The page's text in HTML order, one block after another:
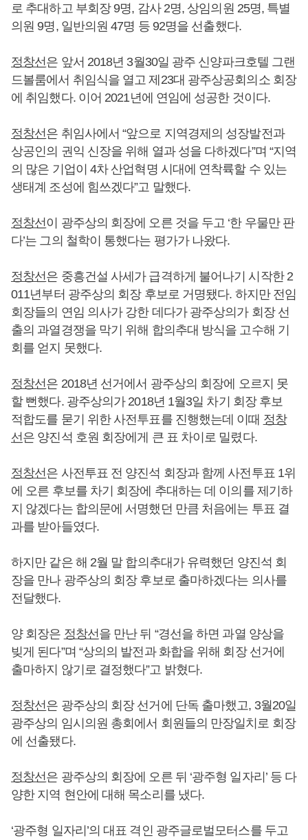
로 추대하고 부회장 9명, 감사 2명, 상임의원 25명, 특별
의원 9명, 일반의원 47명 등 92명을 선출했다.
정창선은 앞서 2018년 3월30일 광주 신양파크호텔 그랜
드볼룸에서 취임식을 열고 제23대 광주상공회의소 회장
에 취임했다. 이어 2021년에 연임에 성공한 것이다.
정창선은 취임사에서 “앞으로 지역경제의 성장발전과
상공인의 권익 신장을 위해 열과 성을 다하겠다”며 “지역
의 많은 기업이 4차 산업혁명 시대에 연착륙할 수 있는
생태계 조성에 힘쓰겠다”고 말했다.
정창선이 광주상의 회장에 오른 것을 두고 ‘한 우물만 판
다’는 그의 철학이 통했다는 평가가 나왔다.
정창선은 중흥건설 사세가 급격하게 불어나기 시작한 2
011년부터 광주상의 회장 후보로 거명됐다. 하지만 전임
회장들의 연임 의사가 강한 데다가 광주상의가 회장 선
출의 과열경쟁을 막기 위해 합의추대 방식을 고수해 기
회를 얻지 못했다.
정창선은 2018년 선거에서 광주상의 회장에 오르지 못
할 뻔했다. 광주상의가 2018년 1월3일 차기 회장 후보
적합도를 묻기 위한 사전투표를 진행했는데 이때 정창
선은 양진석 호원 회장에게 큰 표 차이로 밀렸다.
정창선은 사전투표 전 양진석 회장과 함께 사전투표 1위
에 오른 후보를 차기 회장에 추대하는 데 이의를 제기하
지 않겠다는 합의문에 서명했던 만큼 처음에는 투표 결
과를 받아들였다.
하지만 같은 해 2월 말 합의추대가 유력했던 양진석 회
장을 만나 광주상의 회장 후보로 출마하겠다는 의사를
전달했다.
양 회장은 정창선을 만난 뒤 “경선을 하면 과열 양상을
빚게 된다”며 “상의의 발전과 화합을 위해 회장 선거에
출마하지 않기로 결정했다”고 밝혔다.
정창선은 광주상의 회장 선거에 단독 출마했고, 3월20일
광주상의 임시의원 총회에서 회원들의 만장일치로 회장
에 선출됐다.
정창선은 광주상의 회장에 오른 뒤 ‘광주형 일자리’ 등 다
양한 지역 현안에 대해 목소리를 냈다.
‘광주형 일자리’의 대표 격인 광주글로벌모터스를 두고